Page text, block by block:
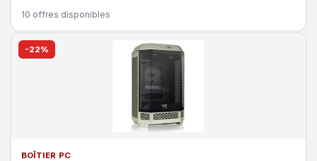
10 offres disponibles
-22%
BOÎTIER PC